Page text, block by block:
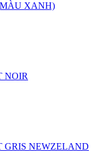
XANH)
NOIR
GRIS NEWZELAND